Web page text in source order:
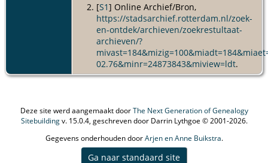
[S1] Online Archief/Bron,
https://stadsarchief.rotterdam.nl/zoek-
en-ontdek/archieven/zoekrestultaat-
archieven/?
02.76&minr=24873843&miview=ldt.
Deze site werd aangemaakt doorThe Next Generation of Genealogy
Sitebuildingv. 15.0.4, geschreven door Darrin Lythgoe © 2001-2026.
Gegevens onderhouden doorArjen en Anne Buikstra.
Ga naar standaard site